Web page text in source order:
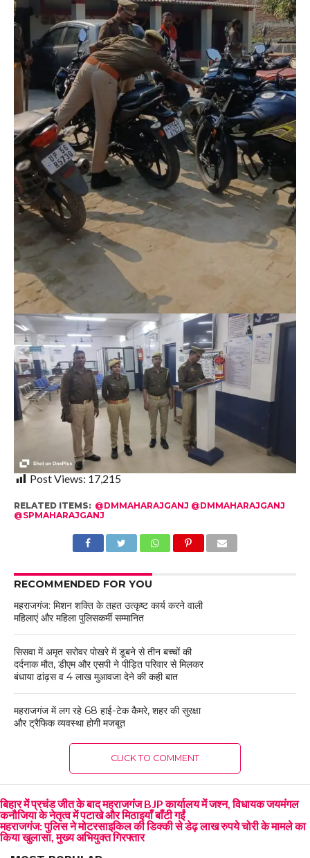
Post Views: 17,215
RELATED ITEMS: @DMMAHARAJGANJ @DMMAHARAJGANJ
@SPMAHARAJGANJ
RECOMMENDED FOR YOU
महराजगंज: मिशन शक्ति के तहत उत्कृष्ट कार्य करने वाली
महिलाएं और महिला पुलिसकर्मी सम्मानित
सिसवा में अमृत सरोवर पोखरे में डूबने से तीन बच्चों की
दर्दनाक मौत, डीएम और एसपी ने पीड़ित परिवार से मिलकर
बंधाया ढांढ़स व 4 लाख मुआवजा देने की कही बात
महराजगंज में लग रहे 68 हाई-टेक कैमरे, शहर की सुरक्षा
और ट्रैफिक व्यवस्था होगी मजबूत
CLICK TO COMMENT
बिहार में प्रचंड जीत के बाद महराजगंज BJP कार्यालय में जश्न, विधायक जयमंगल
कनौजिया के नेतृत्व में पटाखे और मिठाइयाँ बाँटी गईं
महराजगंज: पुलिस ने मोटरसाइकिल की डिक्की से डेढ़ लाख रुपये चोरी के मामले का
किया खुलासा, मुख्य अभियुक्त गिरफ्तार